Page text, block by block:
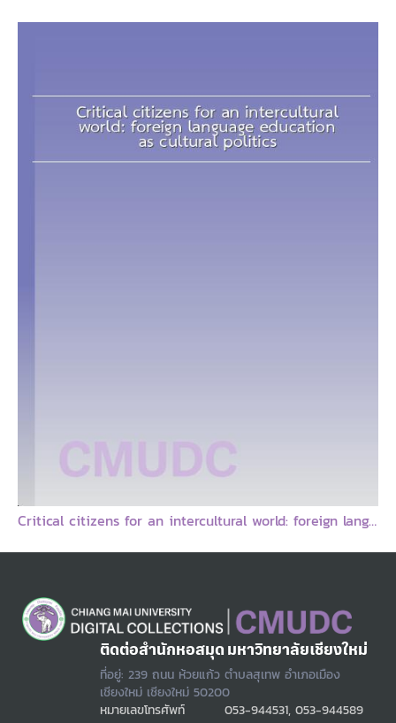
Critical citizens for an intercultural world: foreign language education as cultural politics
ติดต่อสำนักหอสมุด มหาวิทยาลัยเชียงใหม่
ที่อยู่: 239 ถนน ห้วยแก้ว ตำบลสุเทพ อำเภอเมือง
เชียงใหม่ เชียงใหม่ 50200
หมายเลขโทรศัพท์ 053-944531, 053-944589